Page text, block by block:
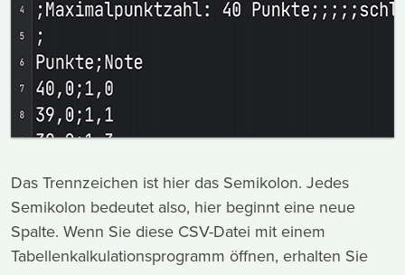
Das Trennzeichen ist hier das Semikolon. Jedes
Semikolon bedeutet also, hier beginnt eine neue
Spalte. Wenn Sie diese CSV-Datei mit einem
Tabellenkalkulationsprogramm öffnen, erhalten Sie